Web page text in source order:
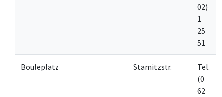
02)
1
25
51
Bouleplatz Stamitzstr.
Tel.
(0
62